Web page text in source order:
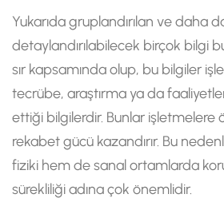
Yukarıda gruplandırılan ve daha
detaylandırılabilecek birçok bilgi
sır kapsamında olup, bu bilgiler
tecrübe, araştırma ya da
ettiği bilgilerdir. Bunlar işletmelere
rekabet gücü kazandırır. Bu
fiziki hem de sanal ortamlarda
sürekliliği adına çok önemlidir.